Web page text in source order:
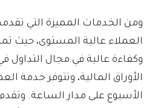
ومن الخدمات المميزة التي
العملاء عالية المستوى، حيث
وكفاءة عالية في مجال
الأوراق المالية، وتتوفر خدمة
الأسبوع على مدار الساعة.